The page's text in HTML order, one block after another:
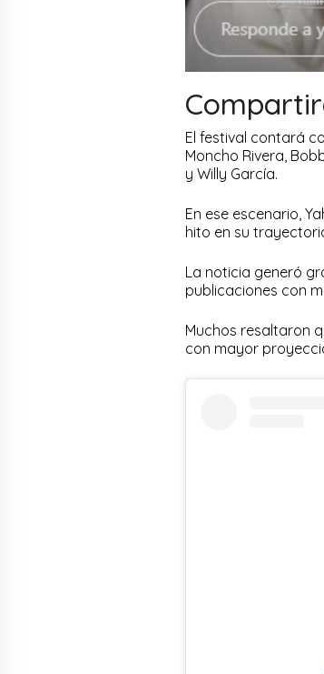
El festival contará
Moncho Rivera,
y Willy García.
En ese escenario,
hito en su
La noticia generó
publicaciones con
Muchos resaltaron
con mayor